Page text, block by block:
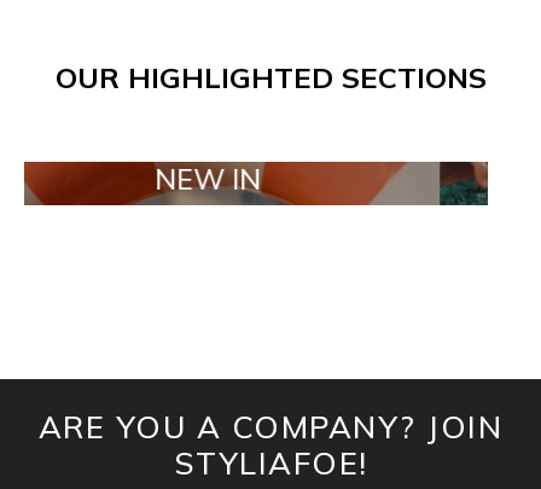
OUR HIGHLIGHTED SECTIONS
NEW IN TAILOR
ARE YOU A COMPANY? JOIN
STYLIAFOE!